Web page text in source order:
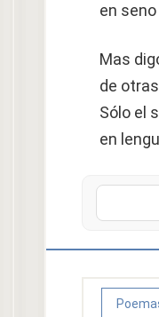
en
Mas
de
Sólo el
en